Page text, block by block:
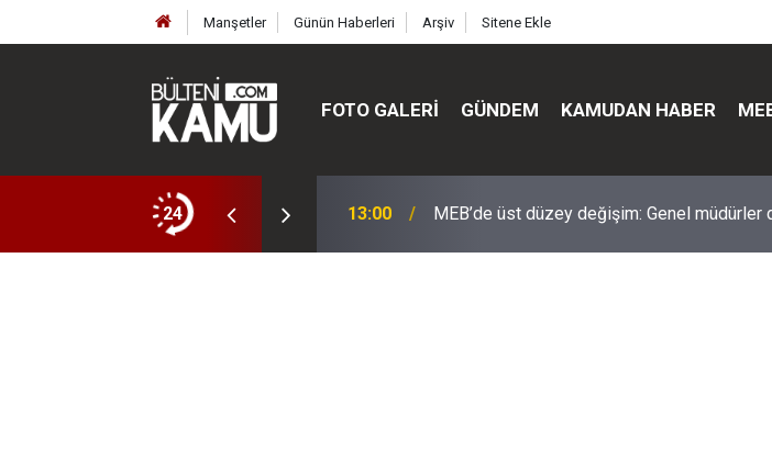
Manşetler Günün Haberleri Arşiv Sitene Ekle
FOTO GALERI GÜNDEM KAMUDAN HABER
24
ve enstitüler kuruldu, bazıları kapatıldı 13:00 MEB’de üst düzey değişim: Genel müdürler